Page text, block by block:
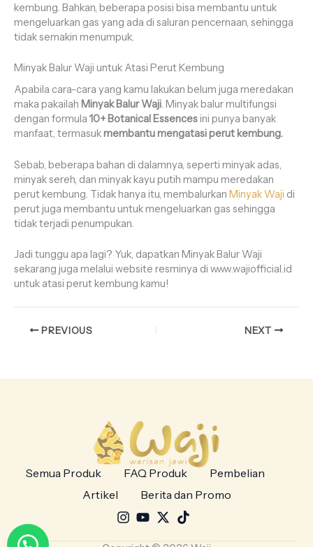
kembung. Bahkan, beberapa posisi bisa membantu untuk
mengeluarkan gas yang ada di saluran pencernaan, sehingga
tidak semakin menumpuk.
Minyak Balur Waji untuk Atasi Perut Kembung
Apabila cara-cara yang kamu lakukan belum juga meredakan
maka pakailah Minyak Balur Waji. Minyak balur multifungsi
dengan formula 10+ Botanical Essencesini punya banyak
manfaat, termasukmembantu mengatasi perut kembung.
Sebab, beberapa bahan di dalamnya, seperti minyak adas,
minyak sereh, dan minyak kayu putih mampu meredakan
perut kembung. Tidak hanya itu, membalurkan Minyak Waji di
perut juga membantu untuk mengeluarkan gas sehingga
tidak terjadi penumpukan.
Jadi tunggu apa lagi? Yuk, dapatkan Minyak Balur Waji
sekarang juga melalui website resminya di www.wajiofficial.id
untuk atasi perut kembung kamu!
PREVIOUS NEXT
Semua Produk FAQ Produk
Pembelian
Artikel
Berita dan Promo